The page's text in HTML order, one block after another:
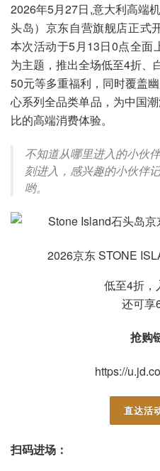
2026年5月27日,意大利高端
头岛）京东自营旗舰店正式
本次活动于5月13日0点全面
为主题，推出全场低至4折、
50元等多重福利，同时覆盖
心系列全品类单品，为中国
比的高端消费体验。
不知道从哪里进入的小伙
刻进入，感兴趣的小伙伴
哟。
2026京东 STONE
低至4折，
还可享
抢购
https://
直达活
扫码进场：